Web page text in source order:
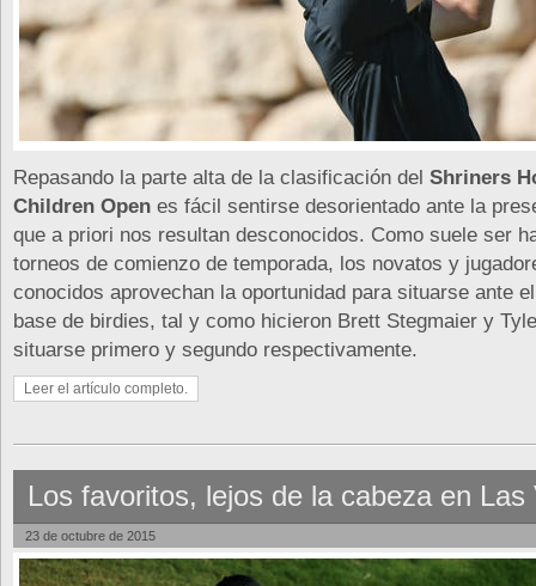
Repasando la parte alta de la clasificación del Shriners
Children Open es fácil sentirse desorientado ante la
que a priori nos resultan desconocidos. Como suele ser
torneos de comienzo de temporada, los novatos y
conocidos aprovechan la oportunidad para situarse ante
base de birdies, tal y como hicieron Brett Stegmaier y
situarse primero y segundo respectivamente.
Leer el artículo completo.
Los favoritos, lejos de la cabeza en Las
23 de octubre de 2015